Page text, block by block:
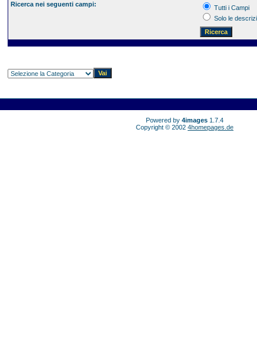
Ricerca nei seguenti campi:
Tutti i Campi
Solo le
Powered by 4images 1.7.4
Copyright © 2002 4homepages.de